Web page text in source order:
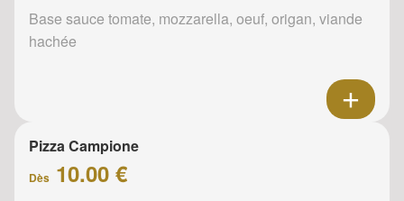
Base sauce tomate, mozzarella, oeuf, origan, viande
hachée
Pizza Campione
Dès 10.00 €